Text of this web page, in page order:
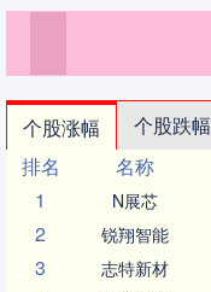
个股涨幅 个股跌幅
排名
名称
1
N展芯
2 锐翔智能
3 志特新材